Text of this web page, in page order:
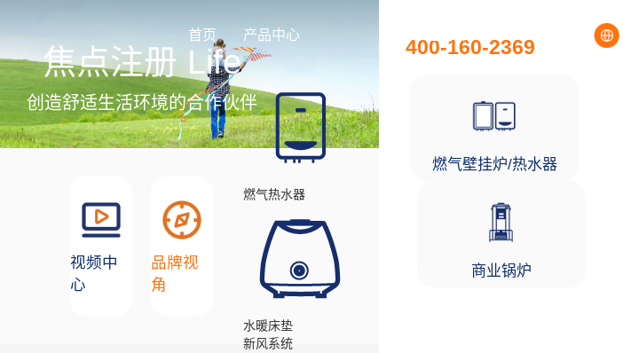
首页 产品中心
燃气热水器
水暖床垫
新风系统
燃气壁挂炉/热水器
商业锅炉
400-160-2369
焦点注册 Life
创造舒适生活环境的合作伙伴
视频中
心
品牌视
角